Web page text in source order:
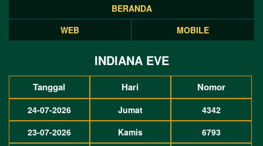
BERANDA
WEB
MOBILE
INDIANA EVE
Tanggal Hari Nomor
24-07-2026 Jumat
4342
23-07-2026
Kamis
6793